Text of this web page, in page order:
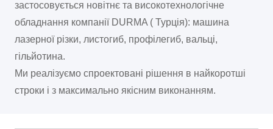
застосовується новітнє та високотехнологічне
обладнання компанії DURMA ( Турція): машина
лазерної різки, листогиб, профілегиб, вальці,
гільйотина.
Ми реалізуємо спроектовані рішення в найкоротші
строки і з максимально якісним виконанням.